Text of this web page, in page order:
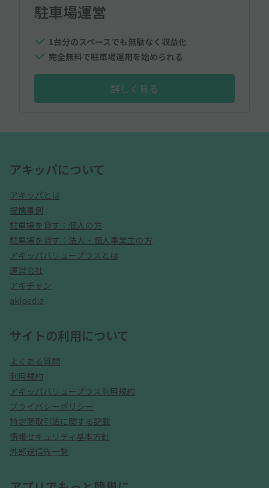
駐車場運営
1台分のスペースでも無駄なく収益化
完全無料で駐車場運用を始められる
詳しく見る
アキッパについて
アキッパとは
提携事例
駐車場を貸す：個人の方
駐車場を貸す：法人・個人事業主の方
アキッパバリュープラスとは
運営会社
アキチャン
akipedia
サイトの利用について
よくある質問
利用規約
アキッパバリュープラス利用規約
プライバシーポリシー
特定商取引法に関する記載
情報セキュリティ基本方針
外部送信先一覧